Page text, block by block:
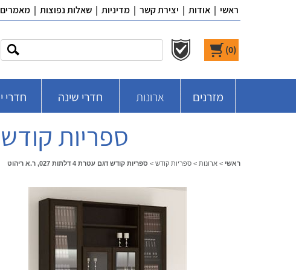
ראשי | אודות | יצירת קשר | מדיניות | שאלות נפוצות | מאמרים
(
0
)
מזרנים ארונות חדרי שינה חדרי
ספריות קודש דגם עטרת
ראשי > ארונות > ספריות קודש > ספריות קודש דגם עטרת 4 דלתות 027, ר.א ריהוט